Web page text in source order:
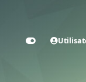
Customizer